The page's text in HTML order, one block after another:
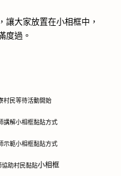
讓大家放置在小相框中，
度過。
村民等待活動開始
講解小相框黏貼方式
示範小相框黏貼方式
協助村民黏貼小相框